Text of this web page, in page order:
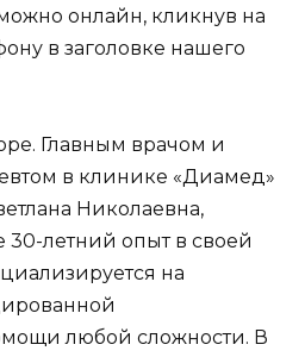
онлайн, кликнув на
в заголовке нашего
Главным врачом и
в клинике «Диамед»
Николаевна,
30-летний опыт в своей
на
любой сложности. В